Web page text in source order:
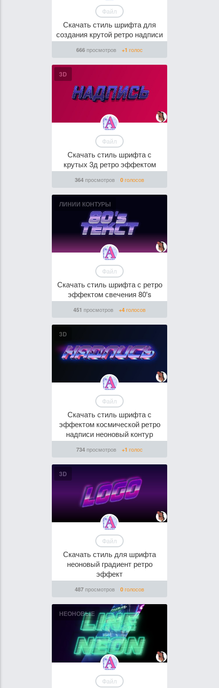
Файл
Скачать стиль шрифта для
создания крутой ретро надписи
666 просмотров +1 голос
3D
Файл
Скачать стиль шрифта с
крутых 3д ретро эффектом
364 просмотров 0 голосов
ЛИНИИ КОНТУРЫ
Файл
Скачать стиль шрифта с ретро
эффектом свечения 80's
451 просмотров +4 голосов
3D
Файл
Скачать стиль шрифта с
эффектом космической ретро
надписи неоновый контур
734 просмотров +1 голос
3D
Файл
Скачать стиль для шрифта
неоновый градиент ретро
эффект
487 просмотров 0 голосов
НЕОНОВЫЕ
Файл